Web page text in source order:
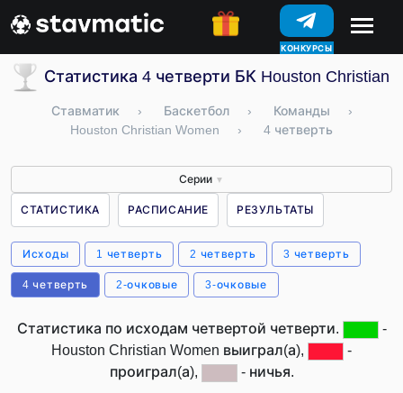
КОНКУРСЫ
Статистика 4 четверти БК Houston Christian
Ставматик › Баскетбол › Команды
›
Houston Christian Women
› 4 четверть
Серии ▼
СТАТИСТИКА РАСПИСАНИЕ РЕЗУЛЬТАТЫ
Исходы 1 четверть 2 четверть 3 четверть
4 четверть 2-очковые 3-очковые
Статистика по исходам четвертой четверти.
-
Houston Christian Women выиграл(а),
-
проиграл(а),
- ничья.